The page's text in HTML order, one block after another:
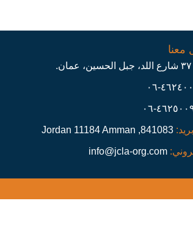
معنا
841083, Jordan 11184 Amman
info@jcla-org.com